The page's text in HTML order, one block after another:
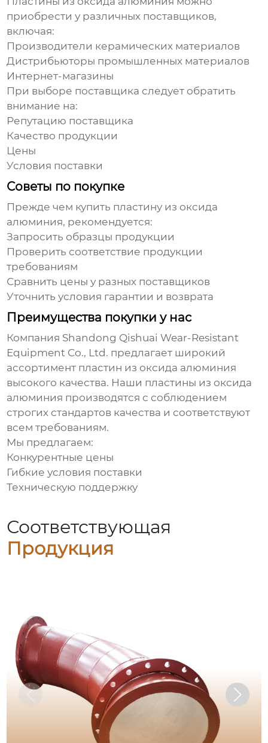
приобрести у различных поставщиков,
включая:
Производители керамических материалов
Дистрибьюторы промышленных материалов
Интернет-магазины
При выборе поставщика следует обратить
внимание на:
Репутацию поставщика
Качество продукции
Цены
Условия поставки
Советы по покупке
Прежде чем купить пластину из оксида
алюминия, рекомендуется:
Запросить образцы продукции
Проверить соответствие продукции
требованиям
Сравнить цены у разных поставщиков
Уточнить условия гарантии и возврата
Преимущества покупки у нас
Компания Shandong Qishuai Wear-Resistant
Equipment Co., Ltd. предлагает широкий
ассортимент пластин из оксида алюминия
высокого качества. Наши пластины из оксида
алюминия производятся с соблюдением
строгих стандартов качества и соответствуют
всем требованиям.
Мы предлагаем:
Конкурентные цены
Гибкие условия поставки
Техническую поддержку
Соответствующая
Продукция